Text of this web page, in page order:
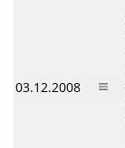
03.12.2008